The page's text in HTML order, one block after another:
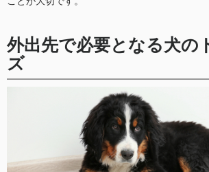
外出先で必要となる犬の
ズ